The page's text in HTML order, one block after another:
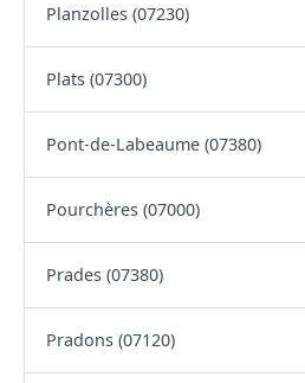
Planzolles (07230)
Plats (07300)
Pont-de-Labeaume (07380)
Pourchères (07000)
Prades (07380)
Pradons (07120)